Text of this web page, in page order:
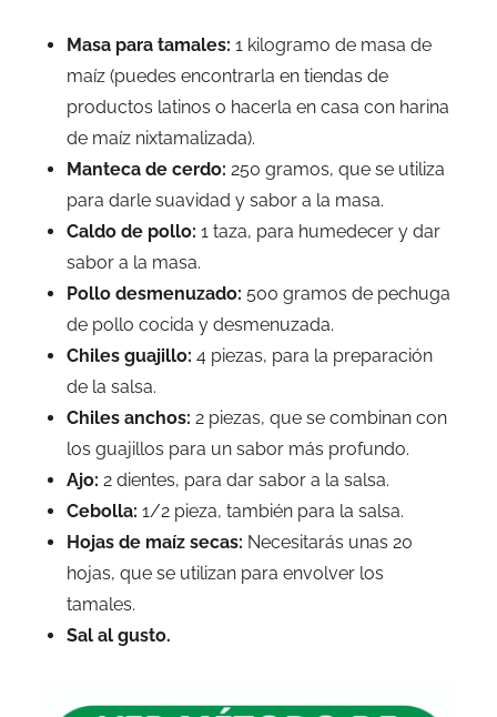
Masa para tamales: 1 kilogramo de masa de
maíz (puedes encontrarla en tiendas de
productos latinos o hacerla en casa con harina
de maíz nixtamalizada).
Manteca de cerdo: 250 gramos, que se utiliza
para darle suavidad y sabor a la masa.
Caldo de pollo: 1 taza, para humedecer y dar
sabor a la masa.
Pollo desmenuzado: 500 gramos de pechuga
de pollo cocida y desmenuzada.
Chiles guajillo: 4 piezas, para la preparación
de la salsa.
Chiles anchos: 2 piezas, que se combinan con
los guajillos para un sabor más profundo.
Ajo: 2 dientes, para dar sabor a la salsa.
Cebolla: 1/2 pieza, también para la salsa.
Hojas de maíz secas: Necesitarás unas 20
hojas, que se utilizan para envolver los
tamales.
Sal al gusto.